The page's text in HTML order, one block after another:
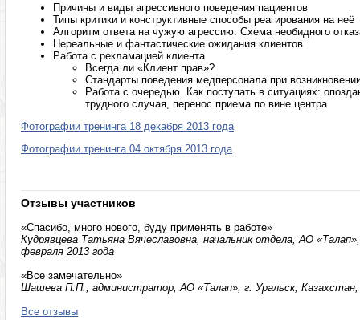
Причины и виды агрессивного поведения пациентов
Типы критики и конструктивные способы реагирования на неё
Алгоритм ответа на чужую агрессию. Схема необидного
Нереальные и фантастические ожидания клиентов
Работа с рекламацией клиента
Всегда ли «Клиент прав»?
Стандарты поведения медперсонала при
Работа с очередью. Как поступать в ситуациях:
трудного случая, перенос приема по вине центра
Фотографии тренинга 18 декабря 2013 года
Фотографии тренинга 04 октября 2013 года
Отзывы участников
«Спасибо, много нового, буду применять в работе»
Кудрявцева Татьяна Вячеславовна, начальник отдела, АО
февраля 2013 года
«Все замечательно»
Шашева П.П., администратор, АО «Талап», г. Уральск, Казахстан,
Все отзывы